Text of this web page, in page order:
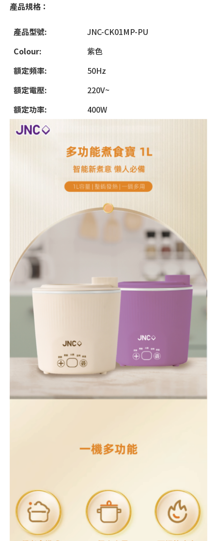
產品規格：
產品型號:
JNC-CK01MP-PU
Colour:
紫色
額定頻率:
50Hz
額定電壓:
220V~
額定功率:
400W